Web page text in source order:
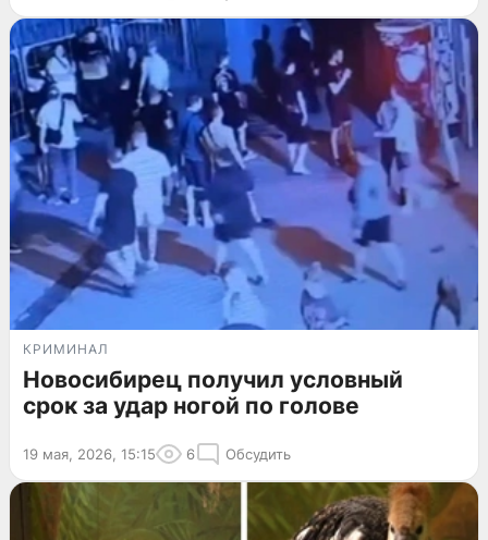
КРИМИНАЛ
Новосибирец получил условный
срок за удар ногой по голове
19 мая, 2026, 15:15 6 Обсудить